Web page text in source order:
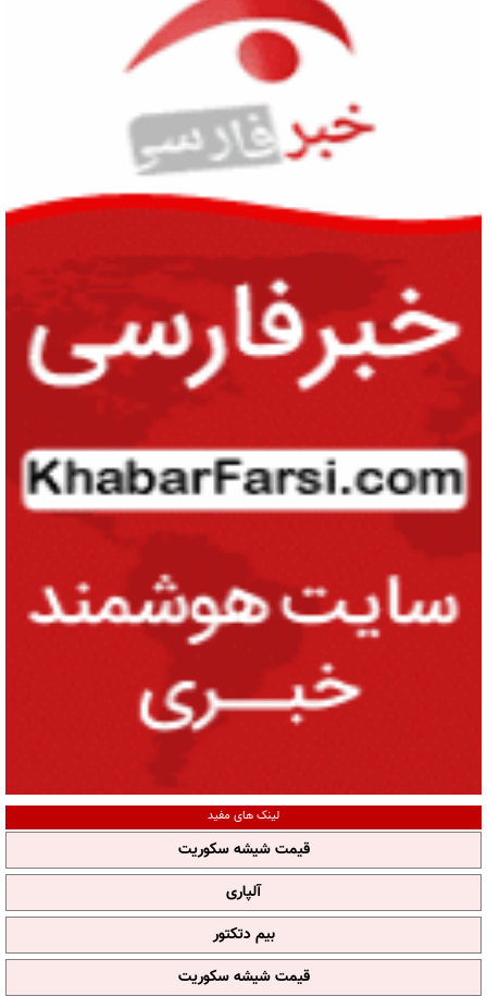
لینک های مفید
قیمت شیشه سکوریت
آلپاری
بیم دتکتور
قیمت شیشه سکوریت